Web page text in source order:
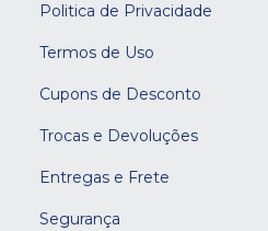
Politica de Privacidade
Termos de Uso
Cupons de Desconto
Trocas e Devoluções
Entregas e Frete
Segurança